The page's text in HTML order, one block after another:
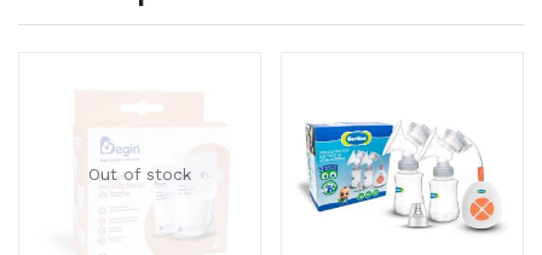
Out of stock